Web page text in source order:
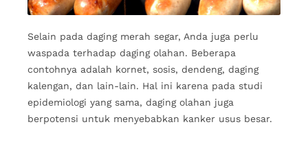
Selain pada daging merah segar, Anda juga perlu
waspada terhadap daging olahan. Beberapa
contohnya adalah kornet, sosis, dendeng, daging
kalengan, dan lain-lain. Hal ini karena pada studi
epidemiologi yang sama, daging olahan juga
berpotensi untuk menyebabkan kanker usus besar.